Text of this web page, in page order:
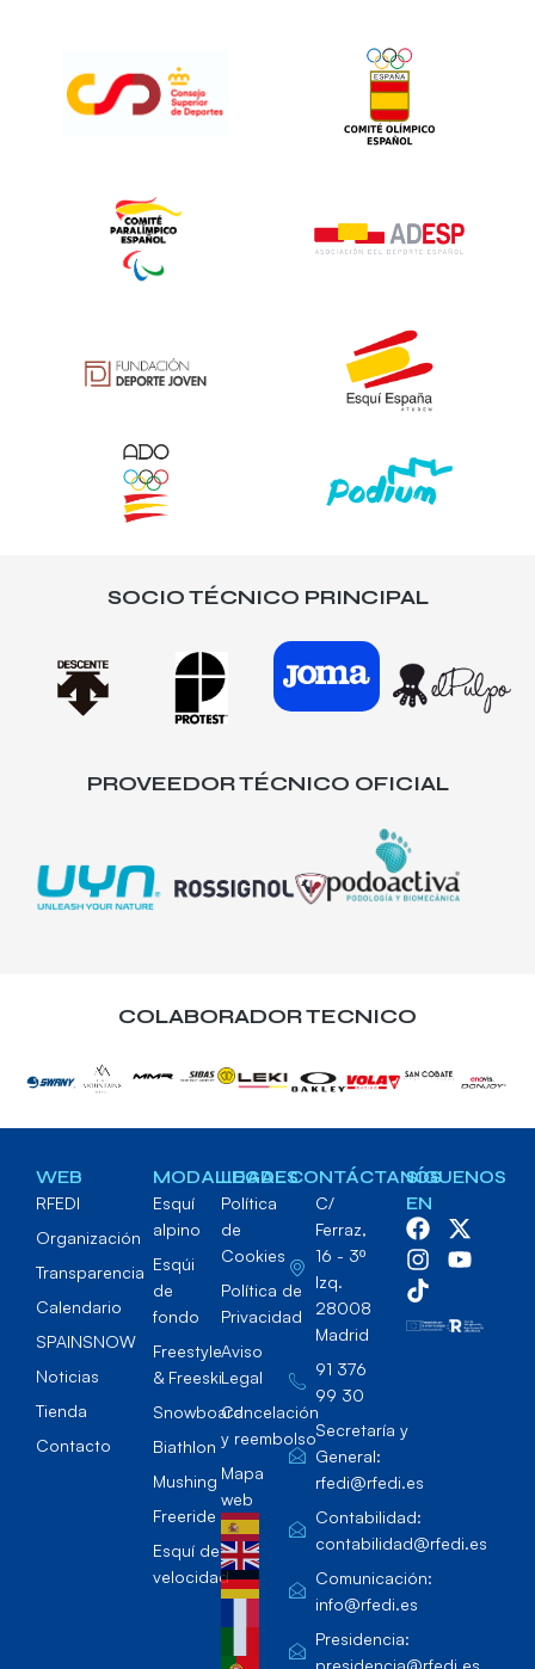
SOCIO TÉCNICO PRINCIPAL
PROVEEDOR TÉCNICO OFICIAL
COLABORADOR TECNICO
WEB
RFEDI
Organización
Transparencia
Calendario
SPAINSNOW
Noticias
Tienda
Contacto
MODALIDADES
Esquí
alpino
Esqúi
de
fondo
Freestyle
& Freeski
Snowboard
Biathlon
Mushing
Freeride
Esquí de
velocidad
LEGAL
Política
de
Cookies
Política de
Privacidad
Aviso
Legal
Cancelación
y reembolso
Mapa
web
CONTÁCTANOS
C/
Ferraz,
16 - 3º
Izq.
28008
Madrid
91 376
99 30
Secretaría y
General:
rfedi@rfedi.es
Contabilidad:
contabilidad@rfedi.es
Comunicación:
info@rfedi.es
Presidencia:
presidencia@rfedi.es
SÍGUENOS
EN